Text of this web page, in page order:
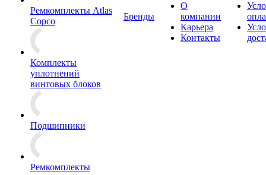
Ремкомплекты Atlas
Copco
Комплекты
уплотнений
винтовых блоков
Подшипники
Ремкомплекты
Бренды
О
компании
Карьера
Контакты